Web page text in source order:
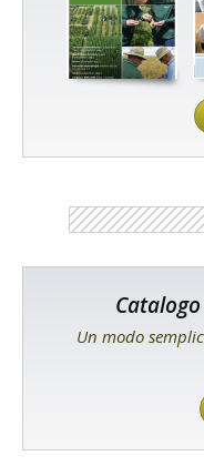
Un modo